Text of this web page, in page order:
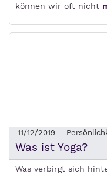
können wir oft nicht
11/12/2019
Was ist Yoga?
Was verbirgt sich